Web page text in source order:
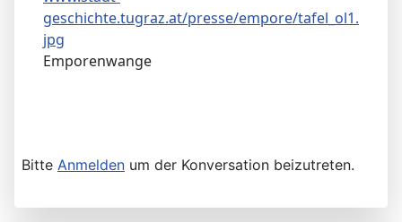
geschichte.tugraz.at/presse/empore/tafel_ol1.
jpg
Emporenwange
Bitte Anmelden um der Konversation beizutreten.